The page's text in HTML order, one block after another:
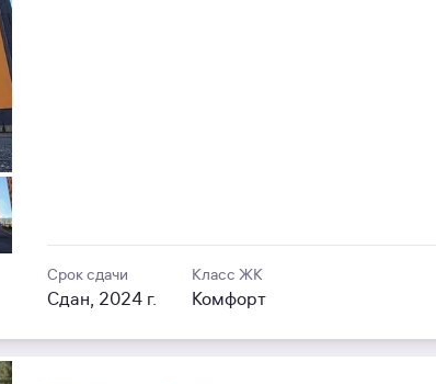
Срок сдачи
Сдан, 2024 г.
Класс ЖК
Комфорт